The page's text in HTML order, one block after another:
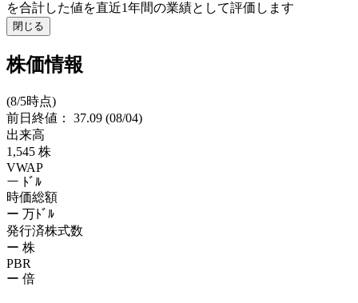
を合計した値を直近1年間の業績として評価します
閉じる
株価情報
(8/5時点)
前日終値： 37.09 (08/04)
出来高
1,545 株
VWAP
ー ﾄﾞﾙ
時価総額
ー 万ﾄﾞﾙ
発行済株式数
ー 株
PBR
ー 倍